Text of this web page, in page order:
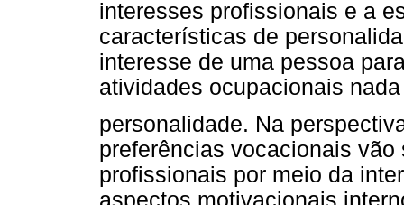
interesses profissionais e a
características de
interesse de uma pessoa
atividades ocupacionais
personalidade. Na
preferências vocacionais
profissionais por meio da
aspectos motivacionais